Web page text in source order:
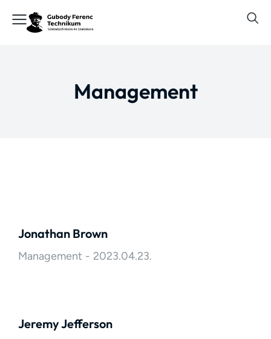
Management
Jonathan Brown
Management 2023.04.23.
Jeremy Jefferson